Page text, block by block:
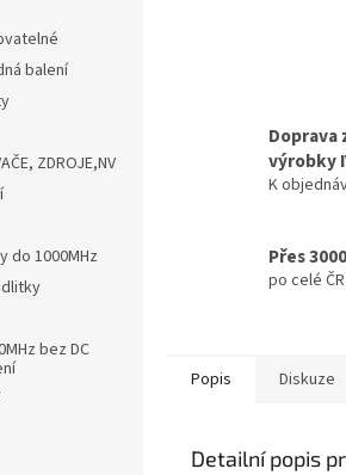
balení
ZDROJE,NV
do 1000MHz
bez DC
Doprava
výrobky
K
Přes
po celé ČR
Popis Diskuze
Detailní popis